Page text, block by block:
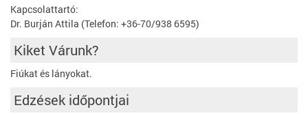
Kapcsolattartó:
Dr. Burján Attila (Telefon: +36-70/938 6595)
Kiket Várunk?
Fiúkat és lányokat.
Edzések időpontjai